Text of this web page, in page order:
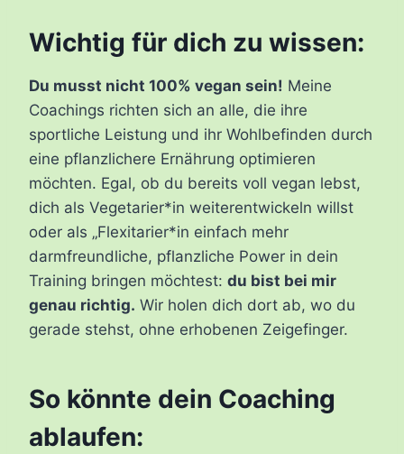
Wichtig für dich zu wissen:
Du musst nicht 100% vegan sein! Meine
Coachings richten sich an alle, die ihre
sportliche Leistung und ihr Wohlbefinden durch
eine pflanzlichere Ernährung optimieren
möchten. Egal, ob du bereits voll vegan lebst,
dich als Vegetarier*in weiterentwickeln willst
oder als „Flexitarier*in einfach mehr
darmfreundliche, pflanzliche Power in dein
Training bringen möchtest: du bist bei mir
genau richtig. Wir holen dich dort ab, wo du
gerade stehst, ohne erhobenen Zeigefinger.
So könnte dein Coaching
ablaufen: